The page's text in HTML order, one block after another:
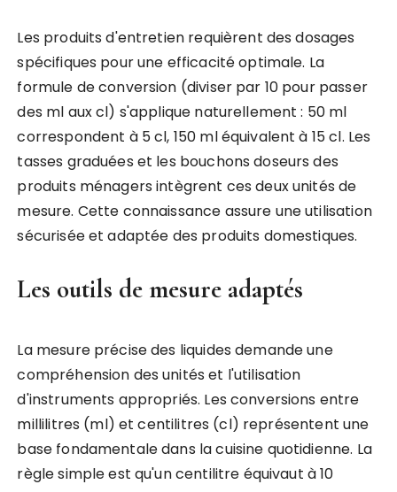
Les produits d'entretien requièrent des dosages
spécifiques pour une efficacité optimale. La
formule de conversion (diviser par 10 pour passer
des ml aux cl) s'applique naturellement : 50 ml
correspondent à 5 cl, 150 ml équivalent à 15 cl. Les
tasses graduées et les bouchons doseurs des
produits ménagers intègrent ces deux unités de
mesure. Cette connaissance assure une utilisation
sécurisée et adaptée des produits domestiques.
Les outils de mesure adaptés
La mesure précise des liquides demande une
compréhension des unités et l'utilisation
d'instruments appropriés. Les conversions entre
millilitres (ml) et centilitres (cl) représentent une
base fondamentale dans la cuisine quotidienne. La
règle simple est qu'un centilitre équivaut à 10